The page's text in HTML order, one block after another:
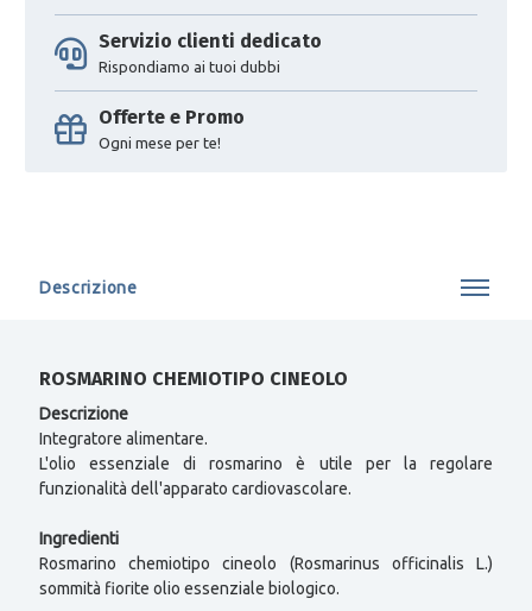
Servizio clienti dedicato
Rispondiamo ai tuoi dubbi
Offerte e Promo
Ogni mese per te!
Descrizione
ROSMARINO CHEMIOTIPO CINEOLO
Descrizione
Integratore alimentare.
L'olio essenziale di rosmarino è utile per la regolare
funzionalità dell'apparato cardiovascolare.
Ingredienti
Rosmarino chemiotipo cineolo (Rosmarinus officinalis L.)
sommità fiorite olio essenziale biologico.